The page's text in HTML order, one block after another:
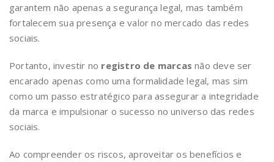
garantem não apenas a segurança legal, mas também
fortalecem sua presença e valor no mercado das redes
sociais.
Portanto, investir no registro de marcas não deve ser
encarado apenas como uma formalidade legal, mas sim
como um passo estratégico para assegurar a integridade
da marca e impulsionar o sucesso no universo das redes
sociais.
Ao compreender os riscos, aproveitar os benefícios e